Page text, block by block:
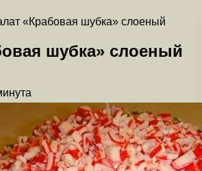
«Крабовая шубка» слоеный
шубка» слоеный